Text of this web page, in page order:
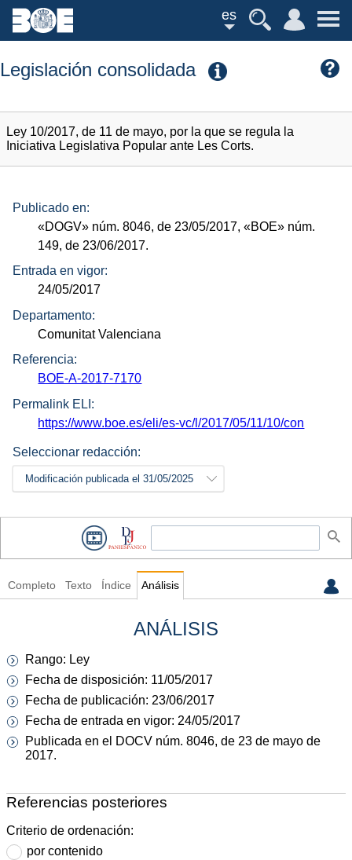
es
Legislación consolidada
Ley 10/2017, de 11 de mayo, por la que se regula la
Iniciativa Legislativa Popular ante Les Corts.
Publicado en:
«DOGV» núm. 8046, de 23/05/2017,«BOE» núm.
149, de 23/06/2017.
Entrada en vigor:
24/05/2017
Departamento:
Comunitat Valenciana
Referencia:
BOE-A-2017-7170
Permalink ELI:
https://www.boe.es/eli/es-vc/l/2017/05/11/10/con
Seleccionar redacción:
Modificación publicada el 31/05/2025
Completo Texto Índice Análisis
ANÁLISIS
Rango: Ley
Fecha de disposición: 11/05/2017
Fecha de publicación: 23/06/2017
Fecha de entrada en vigor: 24/05/2017
Publicada en el DOCV núm. 8046, de 23 de mayo de
2017.
Referencias posteriores
Criterio de ordenación:
por contenido